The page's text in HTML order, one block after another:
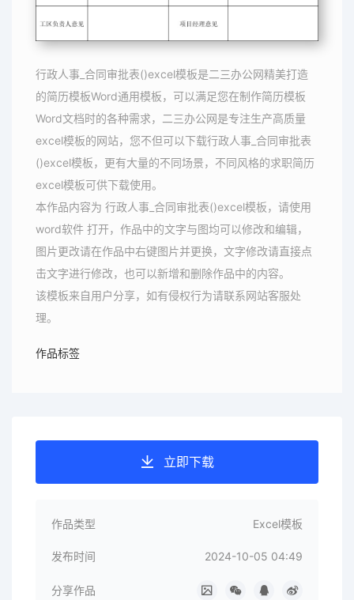
行政人事_合同审批表()excel模板是二三办公网精美打造
的简历模板Word通用模板，可以满足您在制作简历模板
Word文档时的各种需求，二三办公网是专注生产高质量
excel模板的网站，您不但可以下载行政人事_合同审批表
()excel模板，更有大量的不同场景，不同风格的求职简历
excel模板可供下载使用。
本作品内容为 行政人事_合同审批表()excel模板，请使用
word软件 打开，作品中的文字与图均可以修改和编辑，
图片更改请在作品中右键图片并更换，文字修改请直接点
击文字进行修改，也可以新增和删除作品中的内容。
该模板来自用户分享，如有侵权行为请联系网站客服处
理。
作品标签
立即下载
作品类型 Excel模板
发布时间 2024-10-05 04:49
分享作品